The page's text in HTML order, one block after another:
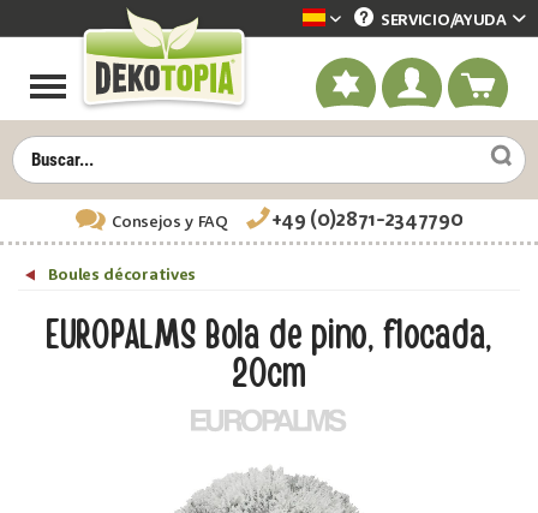
Dekotopia spanisch
SERVICIO/AYUDA
Consejos y FAQ +49 (0)2871-2347790
Boules décoratives
EUROPALMS Bola de pino, flocada,
20cm